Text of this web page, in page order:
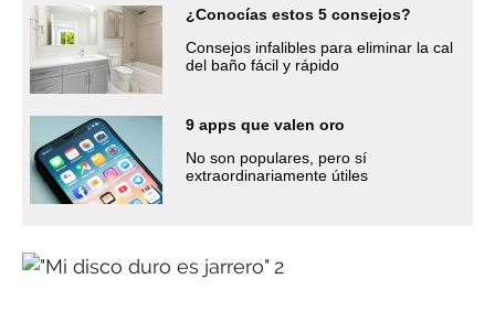
¿Conocías estos 5 consejos?
Consejos infalibles para eliminar la cal
del baño fácil y rápido
9 apps que valen oro
No son populares, pero sí
extraordinariamente útiles